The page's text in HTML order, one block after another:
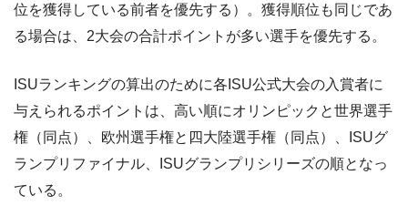
位を獲得している前者を優先する）。獲得順位も同じであ
る場合は、2大会の合計ポイントが多い選手を優先する。
ISUランキングの算出のために各ISU公式大会の入賞者に
与えられるポイントは、高い順にオリンピックと世界選手
権（同点）、欧州選手権と四大陸選手権（同点）、ISUグ
ランプリファイナル、ISUグランプリシリーズの順となっ
ている。